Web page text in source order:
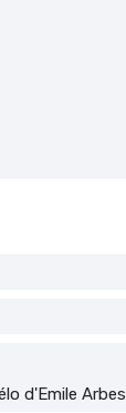
d'Emile Arbes